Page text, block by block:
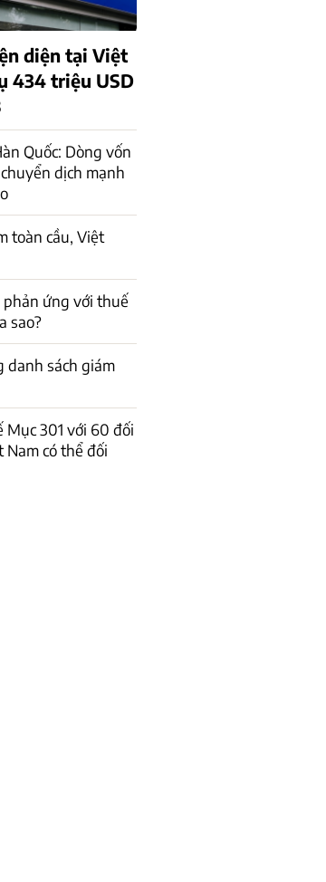
diện tại Việt
434 triệu USD
Quốc: Dòng vốn
dịch mạnh
toàn cầu, Việt
phản ứng với thuế
sao?
danh sách giám
Mục 301 với 60 đối
Nam có thể đối